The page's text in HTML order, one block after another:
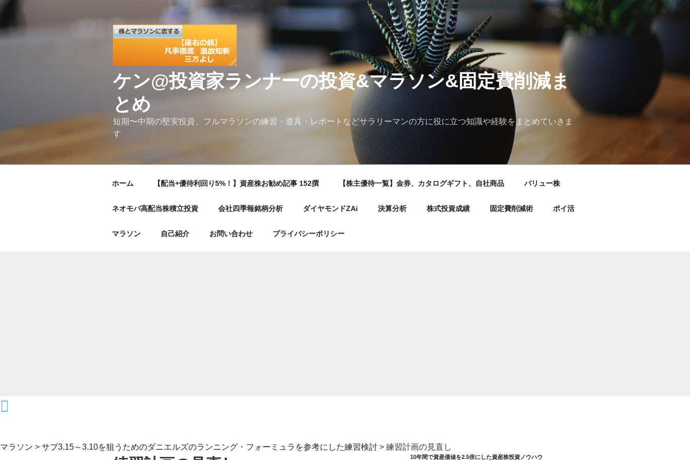
コ
テ
ケン@投資家ランナーの投資&マラソン&固定費削減ま
とめ
短期〜中期の堅実投資、フルマラソンの練習・道具・レポートなどサラリーマンの方に役に立つ知識や経験をまとめていきま
す
ホーム 【配当+優待利回り5%！】資産株お勧め記事 152撰 【株主優待一覧】金券、カタログギフト、自社商品 バリュー株
ネオモバ高配当株積立投資 会社四季報銘柄分析 ダイヤモンドZAi 決算分析 株式投資成績 固定費削減術 ポイ活
マラソン 自己紹介 お問い合わせ プライバシーポリシー
マラソン > サブ3.15～3.10を狙うためのダニエルズのランニング・フォーミュラを参考にした練習検討 > 練習計画の見直し
10年間で資産価値を2.5倍にした資産株投資ノウハウ